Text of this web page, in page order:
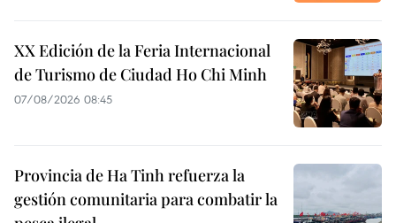
XX Edición de la Feria Internacional
de Turismo de Ciudad Ho Chi Minh
07/08/2026 08:45
Provincia de Ha Tinh refuerza la
gestión comunitaria para combatir la